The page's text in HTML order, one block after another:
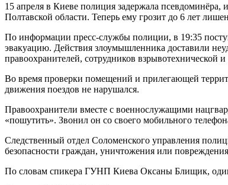
15 апреля в Киеве полиция задержала псевдоминёра,
Полтавской области. Теперь ему грозит до 6 лет
По информации пресс-службы полиции, в 19:35
эвакуацию. Действия злоумышленника доставили
правоохранителей, сотрудников взрывотехнической
Во время проверки помещений и прилегающей
движения поездов не нарушался.
Правоохранители вместе с военнослужащими
«пошутить». Звонил он со своего мобильного
Следственный отдел Соломенского управления
безопасности граждан, уничтожения или
По словам спикера ГУНП Киева Оксаны Блищик, один